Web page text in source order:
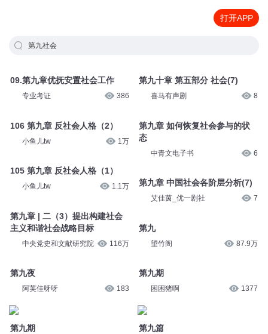
打开APP
第九社会
09.第九章优抚安置社会工作
专业考证 386
106 第九章 反社会人格（2）
小鱼儿tw 1万
105 第九章 反社会人格（1）
小鱼儿tw 1.1万
第九章 | 二（3）提出构建社会
主义和谐社会战略目标
中央党史和文献研究院 116万
第九夜
阿芙佳呀呀 183
第九期
第九十章 第五部分 社会(7)
喜马有声剧 8
第九章 如何恢复社会参与的状
态
中青文电子书 6
第九章 中国社会各阶层分析(7)
艾佳茵_优一剧社 7
第九
望竹阁 87.9万
第九期
困困猪啊 1377
第九篇